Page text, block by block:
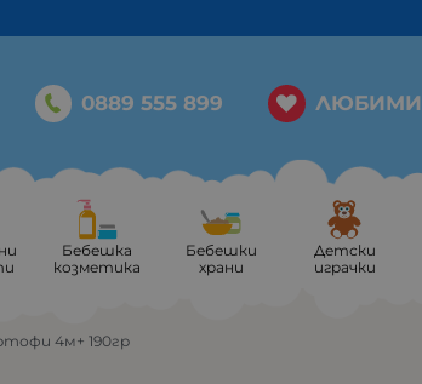
0889 555 899 ЛЮБИМИ
Бебешка
козметика
Бебешки
храни
Детски
играчки
4м+ 190гр